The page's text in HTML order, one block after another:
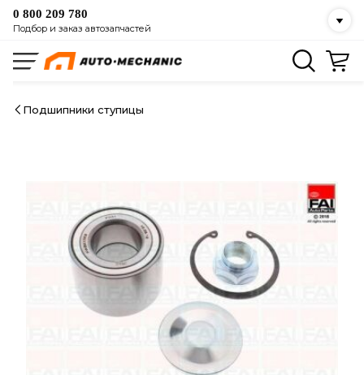
0 800 209 780
Подбор и заказ автозапчастей
Подшипники ступицы